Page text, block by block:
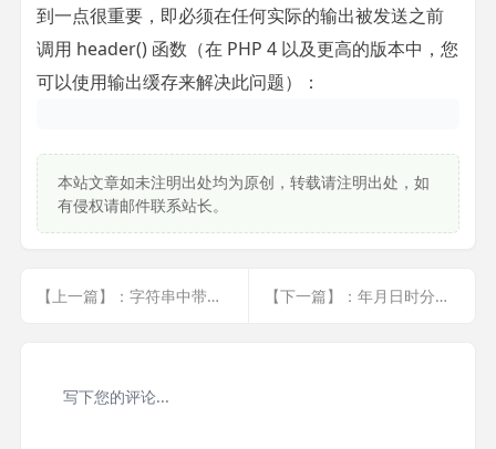
到一点很重要，即必须在任何实际的输出被发送之前
调用 header() 函数（在 PHP 4 以及更高的版本中，您
可以使用输出缓存来解决此问题）：
本站文章如未注明出处均为原创，转载请注明出处，如
有侵权请邮件联系站长。
【上一篇】：字符串中带有&的数据转换为数组 【下一篇】：年月日时分秒转化为年月日